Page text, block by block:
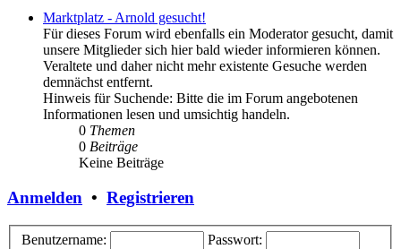
Marktplatz - Arnold gesucht!
Für dieses Forum wird ebenfalls ein Moderator gesucht, damit
unsere Mitglieder sich hier bald wieder informieren können.
Veraltete und daher nicht mehr existente Gesuche werden
demnächst entfernt.
Hinweis für Suchende: Bitte die im Forum angebotenen
Informationen lesen und umsichtig handeln.
0 Themen
0 Beiträge
Keine Beiträge
Anmelden • Registrieren
Benutzername:
Passwort: